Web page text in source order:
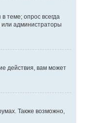
теме; опрос всегда
или администраторы
действия, вам может
Также возможно,